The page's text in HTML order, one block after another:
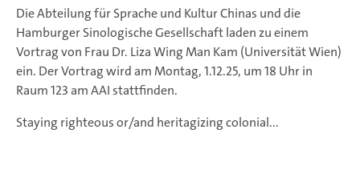
Die Abteilung für Sprache und Kultur Chinas und die
Hamburger Sinologische Gesellschaft laden zu einem
Vortrag von Frau Dr. Liza Wing Man Kam (Universität Wien)
ein. Der Vortrag wird am Montag, 1.12.25, um 18 Uhr in
Raum 123 am AAI stattfinden.
Staying righteous or/and heritagizing colonial...